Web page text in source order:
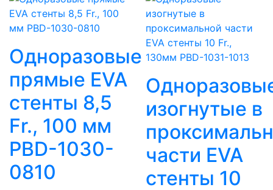
Одноразовые
прямые EVA
стенты 8,5
Fr., 100 мм
PBD-1030-
0810
изогнутые в
части EVA
стенты 10